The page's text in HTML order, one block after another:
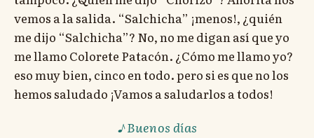
vemos a la salida. “Salchicha” ¡menos!, ¿quién
me dijo “Salchicha”? No, no me digan así que yo
me llamo Colorete Patacón. ¿Cómo me llamo yo?
eso muy bien, cinco en todo. pero si es que no los
hemos saludado ¡Vamos a saludarlos a todos!
Buenos días